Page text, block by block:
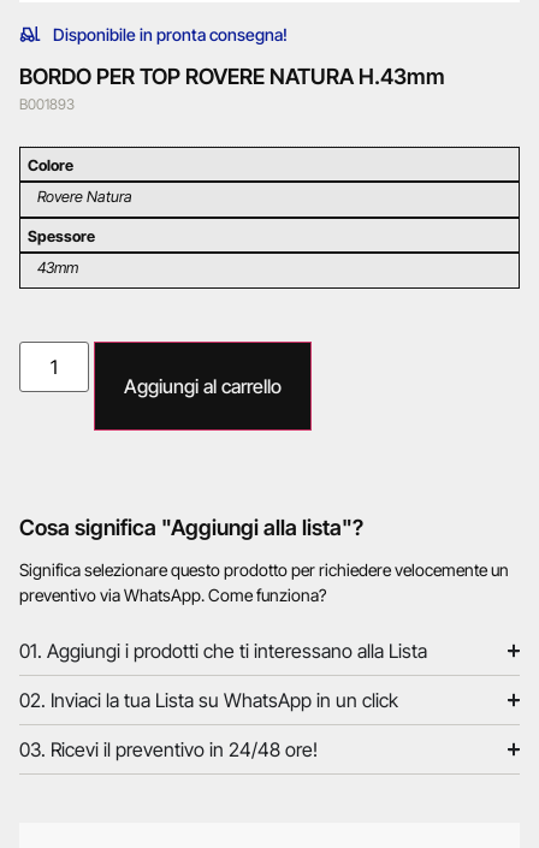
Disponibile in pronta consegna!
BORDO PER TOP ROVERE NATURA H.43mm
B001893
Colore
Rovere Natura
Spessore
43mm
Aggiungi al carrello
Cosa significa "Aggiungi alla lista"?
Significa selezionare questo prodotto per richiedere velocemente un
preventivo via WhatsApp. Come funziona?
01. Aggiungi i prodotti che ti interessano alla Lista
02. Inviaci la tua Lista su WhatsApp in un click
03. Ricevi il preventivo in 24/48 ore!